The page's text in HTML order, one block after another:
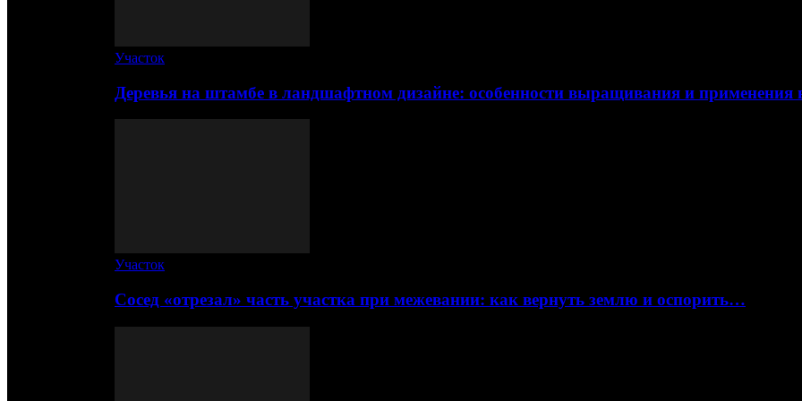
Участок
Деревья на штамбе в ландшафтном дизайне: особенности выращивания и
Участок
Сосед «отрезал» часть участка при межевании: как вернуть землю и оспорить…